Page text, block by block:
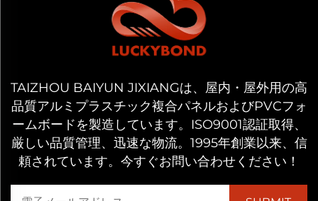
TAIZHOU BAIYUN JIXIANGは、屋内・屋外用の高
品質アルミプラスチック複合パネルおよびPVCフォ
ームボードを製造しています。ISO9001認証取得、
厳しい品質管理、迅速な物流。1995年創業以来、信
頼されています。今すぐお問い合わせください！